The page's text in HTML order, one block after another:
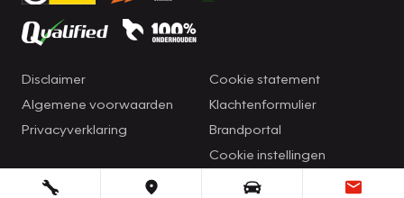
Disclaimer
Algemene voorwaarden
Privacyverklaring
Cookie statement
Klachtenformulier
Brandportal
Cookie instellingen